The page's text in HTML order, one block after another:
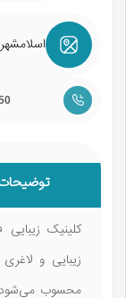
کلینیک
زیبایی و
محسوب می‌شود.